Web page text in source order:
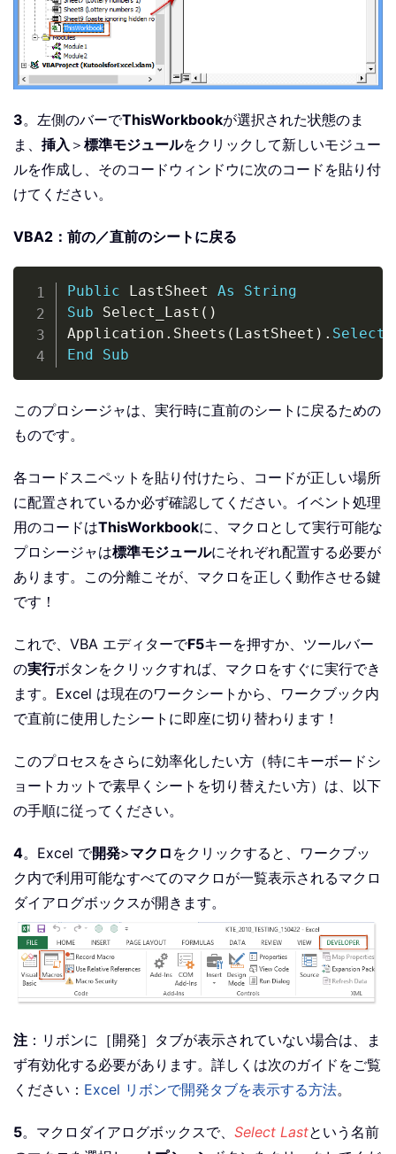
3。左側のバーでThisWorkbookが選択された状態のま
ま、 挿入 ＞ 標準モジュールをクリックして新しいモジュー
ルを作成し、そのコードウィンドウに次のコードを貼り付
けてください。
VBA2：前の／直前のシートに戻る
Public LastSheet As
String
Sub Select_Last ( )
Application . Sheets ( LastSheet ) . Select
End
Sub
このプロシージャは、実行時に直前のシートに戻るための
ものです。
各コードスニペットを貼り付けたら、コードが正しい場所
に配置されているか必ず確認してください。イベント処理
用のコードはThisWorkbookに、マクロとして実行可能な
プロシージャは標準モジュールにそれぞれ配置する必要が
あります。この分離こそが、マクロを正しく動作させる鍵
です！
これで、VBA エディターでF5キーを押すか、ツールバー
の実行ボタンをクリックすれば、マクロをすぐに実行でき
ます。Excel は現在のワークシートから、ワークブック内
で直前に使用したシートに即座に切り替わります！
このプロセスをさらに効率化したい方（特にキーボードシ
ョートカットで素早くシートを切り替えたい方）は、以下
の手順に従ってください。
4。Excel で開発>マクロ をクリックすると、ワークブッ
ク内で利用可能なすべてのマクロが一覧表示されるマクロ
ダイアログボックスが開きます。
注 ：リボンに［開発］タブが表示されていない場合は、ま
ず有効化する必要があります。詳しくは次のガイドをご覧
ください： Excel リボンで開発タブを表示する方法。
5。マクロダイアログボックスで、 Select Lastという名前